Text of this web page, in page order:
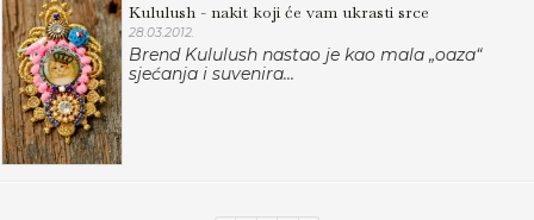
Kululush - nakit koji će vam ukrasti srce
28.03.2012.
Brend Kululush nastao je kao mala „oaza“
sjećanja i suvenira...